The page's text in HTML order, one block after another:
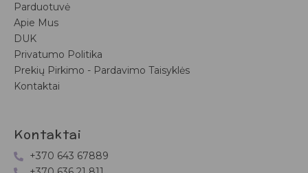
Parduotuvė
Apie Mus
DUK
Privatumo Politika
Prekių Pirkimo - Pardavimo Taisyklės
Kontaktai
Kontaktai
+370 643 67889